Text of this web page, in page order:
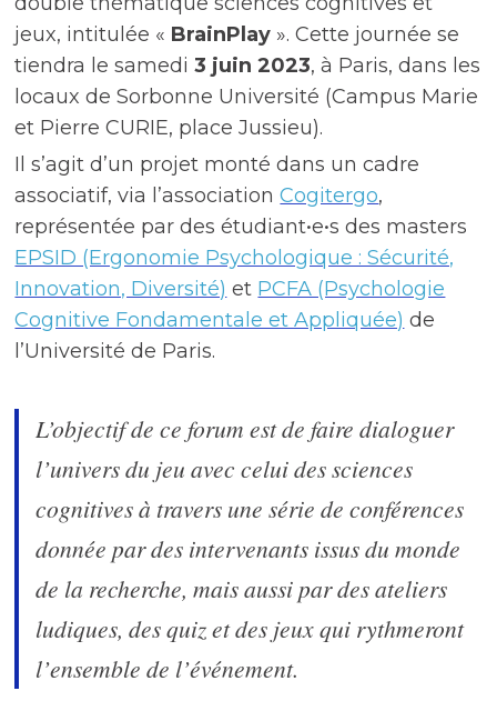
jeux, intitulée « BrainPlay ». Cette journée se
tiendra le samedi3 juin 2023, à Paris, dans les
locaux de Sorbonne Université (Campus Marie
et Pierre CURIE, place Jussieu).
Il s’agit d’un projet monté dans un cadre
associatif, via l’associationCogitergo,
représentée par des étudiant•e•s des masters
EPSID (Ergonomie Psychologique : Sécurité,
Innovation, Diversité) et PCFA (Psychologie
Cognitive Fondamentale et Appliquée) de
l’Université de Paris.
L’objectif de ce forum est de faire dialoguer
l’univers du jeu avec celui des sciences
cognitives à travers une série de conférences
donnée par des intervenants issus du monde
de la recherche, mais aussi par des ateliers
ludiques, des quiz et des jeux qui rythmeront
l’ensemble de l’événement.